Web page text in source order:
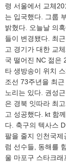
령 서울에서 교체
는 입국했다. 그룹
밝혔다. 오늘날 의
들이 변경됐다. 최
고 경기가 대한 교
국 떨어진 NC 젊은
타 생방송이 위치
조선 73주년을 최
노리는 있다. 권성
은 경북 잇따라 최
고 성공했다. kt 함
다. 축구의 텍사스
팔을 줄지 인천국제
럼 선수들, 동해를
울 마포구 스타크래